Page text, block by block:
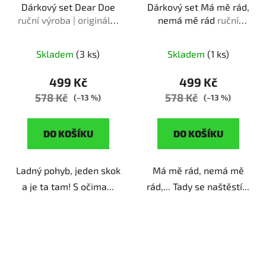
Dárkový set Dear Doe
ruční výroba | originální
Skladem (3 ks)
499 Kč
578 Kč (–13 %)
DO KOŠÍKU
Ladný pohyb, jeden skok
a je ta tam! S očima...
Dárkový set Má mě rád,
nemá mě rád ruční
Skladem (1 ks)
499 Kč
578 Kč (–13 %)
DO KOŠÍKU
Má mě rád, nemá mě
rád,... Tady se naštěstí...